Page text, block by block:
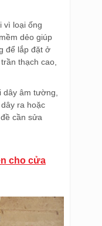
vì loại ống
dẻo giúp
để lắp đặt ở
thạch cao,
âm tường,
ra hoặc
cần sửa
cho cửa